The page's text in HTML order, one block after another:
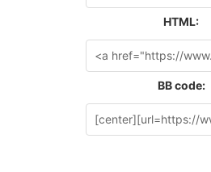
HTML:
BB code: